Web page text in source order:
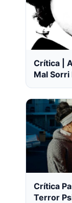
Crítica |
Mal Sorri
Crítica
Terror